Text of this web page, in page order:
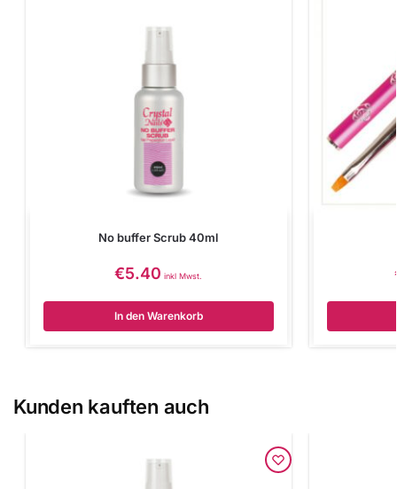
No buffer Scrub 40ml
€5.40 inkl Mwst.
In den Warenkorb
Kunden kauften auch